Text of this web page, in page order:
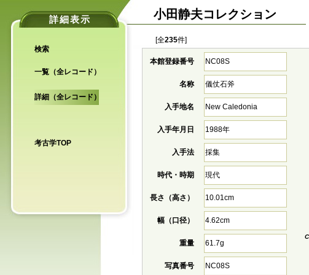
詳細表示
検索
一覧（全レコード）
詳細（全レコード）
考古学TOP
小田静夫コレクション
[全235件]
本館登録番号 NC08S
名称 儀仗石斧
入手地名 New Caledonia
入手年月日 1988年
入手法 採集
時代・時期 現代
長さ（高さ） 10.01cm
幅（口径） 4.62cm
重量 61.7g
写真番号 NC08S